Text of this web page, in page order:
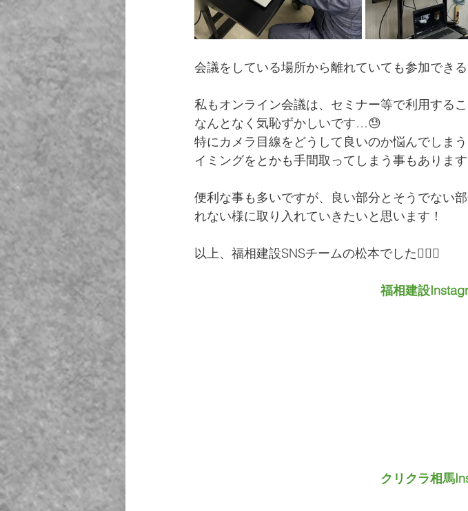
会議をしている場所から離れていても参加でき
私もオンライン会議は、セミナー等で利用する
なんとなく気恥ずかしいです…😓
特にカメラ目線をどうして良いのか悩んでしま
イミングをとかも手間取ってしまう事もありま
便利な事も多いですが、良い部分とそうでない
れない様に取り入れていきたいと思います！
以上、福相建設SNSチームの松本でした💁🏻‍♀️
福相建設
クリクラ相馬